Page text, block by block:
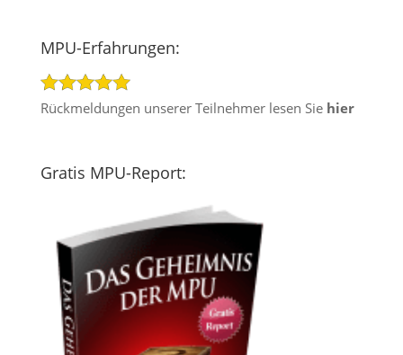
MPU-Erfahrungen:
Rückmeldungen unserer Teilnehmer lesen Sie hier
Gratis MPU-Report: